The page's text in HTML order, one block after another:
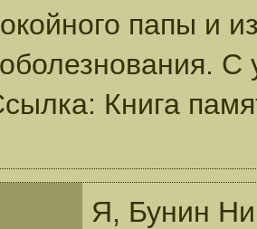
папы и
С
Книга
Я, Бунин